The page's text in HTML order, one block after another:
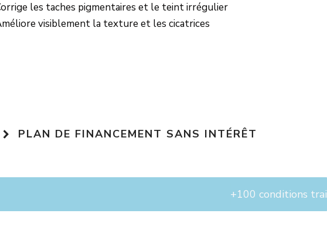
les taches pigmentaires et le teint irrégulier
visiblement la texture et les cicatrices
PLAN DE FINANCEMENT SANS INTÉRÊT
+100 conditions